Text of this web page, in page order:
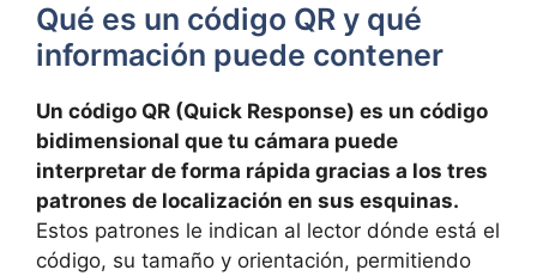
Qué es un código QR y qué
información puede contener
Un código QR (Quick Response) es un código
bidimensional que tu cámara puede
interpretar de forma rápida gracias a los tres
patrones de localización en sus esquinas.
Estos patrones le indican al lector dónde está el
código, su tamaño y orientación, permitiendo